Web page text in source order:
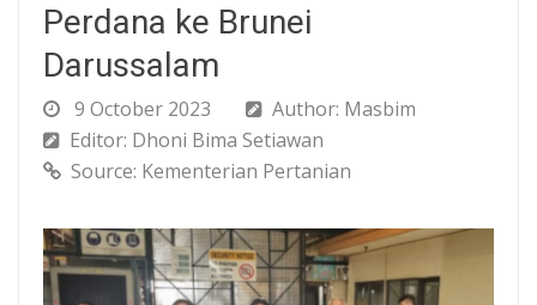
Perdana ke Brunei
Darussalam
9 October 2023
Author: Masbim
Editor: Dhoni Bima Setiawan
Source: Kementerian Pertanian